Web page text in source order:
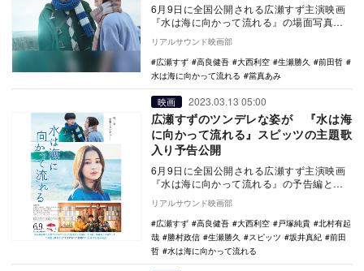
6月9日に全国公開される広瀬すず主演映画
『水は海に向かって流れる』の場面写真が
公開された。 2021年に映画化もされた
『子供…
リアルサウンド映画部
広瀬すず
高良健吾 大西利空 生瀬勝久
前田哲
水は海に向かって流れる
當真あみ
映画 2023.03.13 05:00
広瀬すずのツンデレな姿が 『水は海
に向かって流れる』スピッツの主題歌
入り予告公開
6月9日に全国公開される広瀬すず主演映画
『水は海に向かって流れる』の予告編とポ
スタービジュアルが公開された。 2021年
に映…
リアルサウンド映画部
広瀬すず
高良健吾 大西利空 戸塚純貴
北村有起
哉
勝村政信 生瀬勝久 スピッツ 坂井真紀
前田
哲
水は海に向かって流れる